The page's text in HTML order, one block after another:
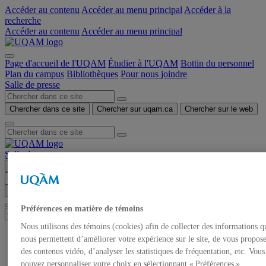
Accéder au contenu Accéder au menu principal Accéder à la
recherche
Accéder au contenu Accéder au menu principal
Page d'accueil de l'UQAM Étudier à l'UQAM Bottin du personnel
Plan du campus Bibliothèques Pour nous joindre
Salle de presse
Chercher dans ce site Chercher sur uqam.ca Chercher sur le web
Salle de presse
Communiqués de presse
Autorisation de tournage
Préférences en matière de témoins
Nous utilisons des témoins (cookies) afin de collecter des informations
nous permettent d’améliorer votre expérience sur le site, de vous
des contenus vidéo, d’analyser les statistiques de fréquentation, etc. Vous